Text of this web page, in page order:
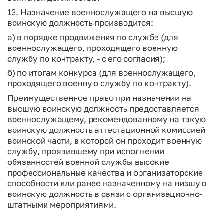
13. Назначение военнослужащего на высшую
воинскую должность производится:
а) в порядке продвижения по службе (для
военнослужащего, проходящего военную
службу по контракту, - с его согласия);
б) по итогам конкурса (для военнослужащего,
проходящего военную службу по контракту).
Преимущественное право при назначении на
высшую воинскую должность предоставляется
военнослужащему, рекомендованному на такую
воинскую должность аттестационной комиссией
воинской части, в которой он проходит военную
службу, проявившему при исполнении
обязанностей военной службы высокие
профессиональные качества и организаторские
способности или ранее назначенному на низшую
воинскую должность в связи с организационно-
штатными мероприятиями.